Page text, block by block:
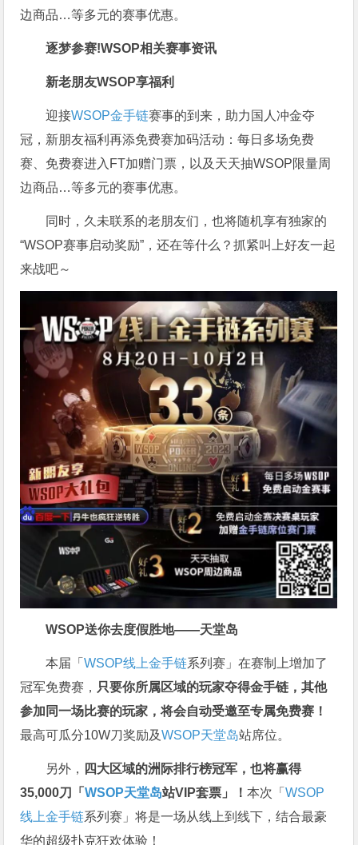
边商品…等多元的赛事优惠。
逐梦参赛!WSOP相关赛事资讯
新老朋友WSOP享福利
迎接WSOP金手链赛事的到来，助力国人冲金夺
冠，新朋友福利再添免费赛加码活动：每日多场免费
赛、免费赛进入FT加赠门票，以及天天抽WSOP限量周
边商品…等多元的赛事优惠。
同时，久未联系的老朋友们，也将随机享有独家的
“WSOP赛事启动奖励”，还在等什么？抓紧叫上好友一起
来战吧～
WSOP送你去度假胜地——天堂岛
本届「WSOP线上金手链系列赛」在赛制上增加了
冠军免费赛， 只要你所属区域的玩家夺得金手链，其他
参加同一场比赛的玩家，将会自动受邀至专属免费赛！
最高可瓜分10W刀奖励及WSOP天堂岛站席位。
另外， 四大区域的洲际排行榜冠军，也将赢得
35,000刀「WSOP天堂岛站VIP套票」！本次「WSOP
线上金手链系列赛」将是一场从线上到线下，结合最豪
华的超级扑克狂欢体验！